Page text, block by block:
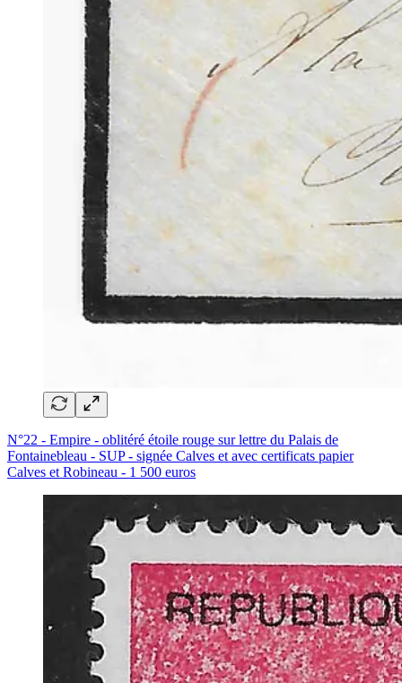
N°22 - Empire - oblitéré étoile rouge sur lettre du Palais de
Fontainebleau - SUP - signée Calves et avec certificats papier
Calves et Robineau - 1 500 euros